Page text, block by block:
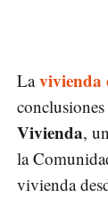
Lavivienda
Vivienda,
la
vivienda